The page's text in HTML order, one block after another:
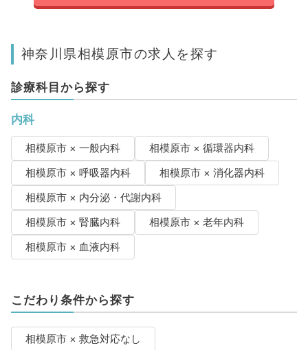
神奈川県相模原市の求人を探す
診療科目から探す
内科
相模原市 × 一般内科
相模原市 × 循環器内科
相模原市 × 呼吸器内科
相模原市 × 消化器内科
相模原市 × 内分泌・代謝内科
相模原市 × 腎臓内科
相模原市 × 老年内科
相模原市 × 血液内科
こだわり条件から探す
相模原市 × 救急対応なし